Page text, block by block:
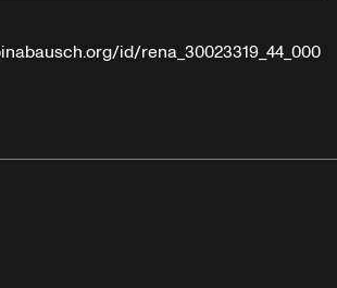
id/rena_30023319_44_000